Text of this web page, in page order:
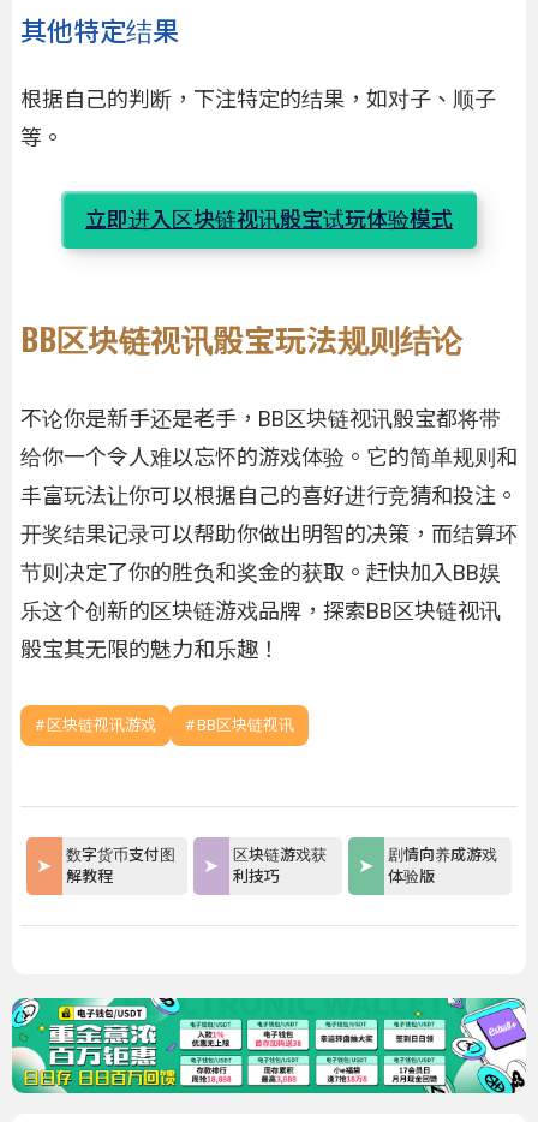
其他特定结果
根据自己的判断，下注特定的结果，如对子、顺子
等。
立即进入区块链视讯骰宝试玩体验模式
BB区块链视讯骰宝玩法规则结论
不论你是新手还是老手，BB区块链视讯骰宝都将带
给你一个令人难以忘怀的游戏体验。它的简单规则和
丰富玩法让你可以根据自己的喜好进行竞猜和投注。
开奖结果记录可以帮助你做出明智的决策，而结算环
节则决定了你的胜负和奖金的获取。赶快加入BB娱
乐这个创新的区块链游戏品牌，探索BB区块链视讯
骰宝其无限的魅力和乐趣！
区块链视讯游戏 BB区块链视讯
数字货币支付图
解教程
区块链游戏获
利技巧
剧情向养成游戏
体验版